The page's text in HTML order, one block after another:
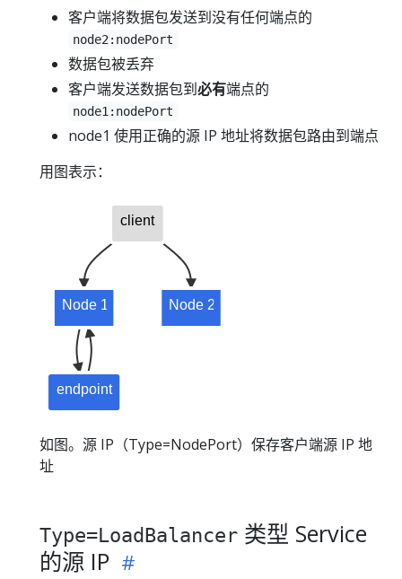
客户端将数据包发送到没有任何端点的
node2:nodePort
数据包被丢弃
客户端发送数据包到必有端点的
node1:nodePort
node1 使用正确的源 IP 地址将数据包路由到端点
用图表示：
如图。源 IP（Type=NodePort）保存客户端源 IP 地
址
Type=LoadBalancer 类型 Service
的源 IP